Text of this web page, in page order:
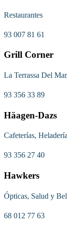
Restaurantes
93 007 81 61
Grill Corner
La Terrassa Del
93 356 33 89
Häagen-Dazs
Cafeterías,
93 356 27 40
Hawkers
Ópticas, Salud y
68 012 77 63